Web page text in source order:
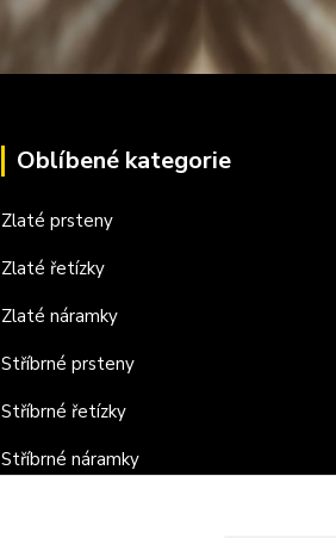
Oblíbené kategorie
Zlaté prsteny
Zlaté řetízky
Zlaté náramky
Stříbrné prsteny
Stříbrné řetízky
Stříbrné náramky